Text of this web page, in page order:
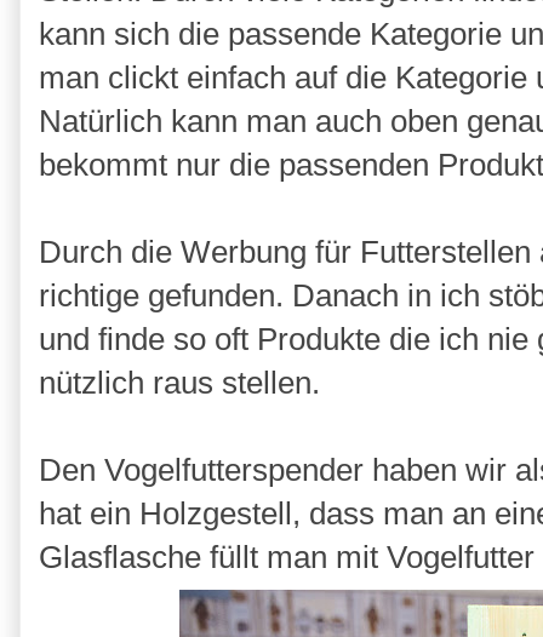
kann sich die passende Kategorie
man clickt einfach auf die
Natürlich kann man auch oben
bekommt nur die passenden
Durch die Werbung für
richtige gefunden. Danach in ich
und finde so oft Produkte die ich
nützlich raus stellen.
Den Vogelfutterspender haben wir
hat ein Holzgestell, dass man an
Glasflasche füllt man mit